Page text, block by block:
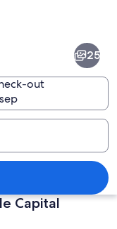
en un asta con cielo
25
out
Capital